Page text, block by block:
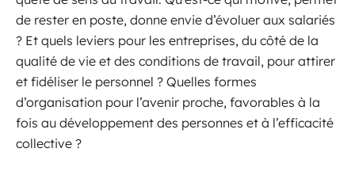
de rester en poste, donne envie d’évoluer aux salariés
? Et quels leviers pour les entreprises, du côté de la
qualité de vie et des conditions de travail, pour attirer
et fidéliser le personnel ? Quelles formes
d’organisation pour l’avenir proche, favorables à la
fois au développement des personnes et à l’efficacité
collective ?